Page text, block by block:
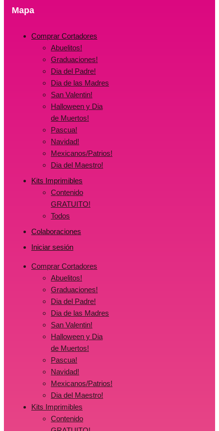
Mapa
Comprar Cortadores
Abuelitos!
Graduaciones!
Dia del Padre!
Dia de las Madres
San Valentin!
Halloween y Dia
de Muertos!
Pascua!
Navidad!
Mexicanos/Patrios!
Dia del Maestro!
Kits Imprimibles
Contenido
GRATUITO!
Todos
Colaboraciones
Iniciar sesión
Comprar Cortadores
Abuelitos!
Graduaciones!
Dia del Padre!
Dia de las Madres
San Valentin!
Halloween y Dia
de Muertos!
Pascua!
Navidad!
Mexicanos/Patrios!
Dia del Maestro!
Kits Imprimibles
Contenido